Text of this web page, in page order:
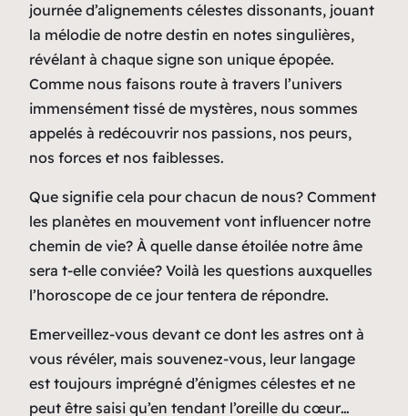
journée d’alignements célestes dissonants, jouant
la mélodie de notre destin en notes singulières,
révélant à chaque signe son unique épopée.
Comme nous faisons route à travers l’univers
immensément tissé de mystères, nous sommes
appelés à redécouvrir nos passions, nos peurs,
nos forces et nos faiblesses.
Que signifie cela pour chacun de nous? Comment
les planètes en mouvement vont influencer notre
chemin de vie? À quelle danse étoilée notre âme
sera t-elle conviée? Voilà les questions auxquelles
l’horoscope de ce jour tentera de répondre.
Emerveillez-vous devant ce dont les astres ont à
vous révéler, mais souvenez-vous, leur langage
est toujours imprégné d’énigmes célestes et ne
peut être saisi qu’en tendant l’oreille du cœur…